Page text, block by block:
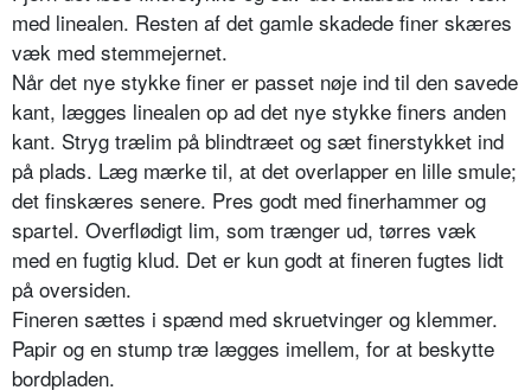
med linealen. Resten af det gamle skadede finer skæres
væk med stemmejernet.
Når det nye stykke finer er passet nøje ind til den savede
kant, lægges linealen op ad det nye stykke finers anden
kant. Stryg trælim på blindtræet og sæt finerstykket ind
på plads. Læg mærke til, at det overlapper en lille smule;
det finskæres senere. Pres godt med finerhammer og
spartel. Overflødigt lim, som trænger ud, tørres væk
med en fugtig klud. Det er kun godt at fineren fugtes lidt
på oversiden.
Fineren sættes i spænd med skruetvinger og klemmer.
Papir og en stump træ lægges imellem, for at beskytte
bordpladen.